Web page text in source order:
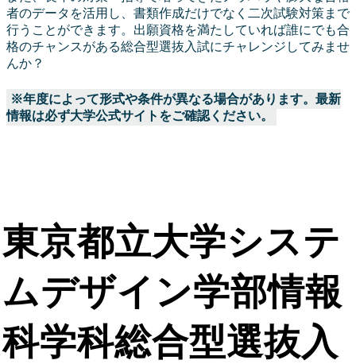
者のデータを活用し、書類作成だけでなく二次試験対策まで
行うことができます。出願資格を満たしていれば誰にでも合
格のチャンスがある総合型選抜入試にチャレンジしてみませ
んか？
※年度によって形式や条件が異なる場合があります。最新
情報は必ず大学公式サイトをご確認ください。
東京都立大学システ
ムデザイン学部情報
科学科総合型選抜入